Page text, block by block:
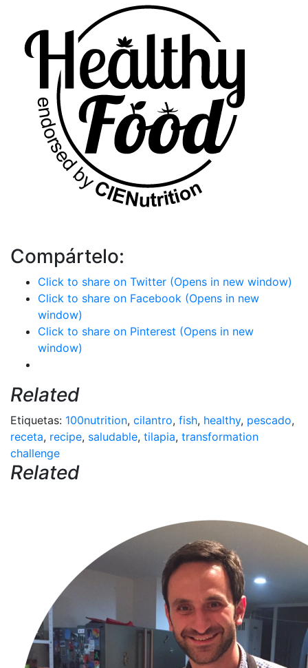
Compártelo:
Click to share on Twitter (Opens in new window)
Click to share on Facebook (Opens in new
window)
Click to share on Pinterest (Opens in new
window)
Related
Etiquetas: 100nutrition, cilantro, fish, healthy, pescado,
receta, recipe, saludable, tilapia, transformation
challenge
Related